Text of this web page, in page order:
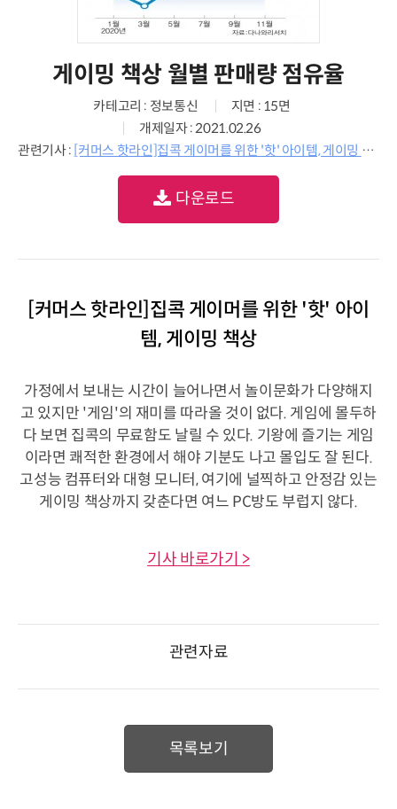
게이밍 책상 월별 판매량 점유율
카테고리 : 정보통신
지면 : 15면
개제일자 : 2021.02.26
관련기사 : [커머스 핫라인]집콕 게이머를 위한 '핫' 아이템, 게이밍 책상
다운로드
[커머스 핫라인]집콕 게이머를 위한 '핫' 아이
템, 게이밍 책상
가정에서 보내는 시간이 늘어나면서 놀이문화가 다양해지
고 있지만 '게임'의 재미를 따라올 것이 없다. 게임에 몰두하
다 보면 집콕의 무료함도 날릴 수 있다. 기왕에 즐기는 게임
이라면 쾌적한 환경에서 해야 기분도 나고 몰입도 잘 된다.
고성능 컴퓨터와 대형 모니터, 여기에 널찍하고 안정감 있는
게이밍 책상까지 갖춘다면 여느 PC방도 부럽지 않다.
기사 바로가기 >
관련자료
목록보기